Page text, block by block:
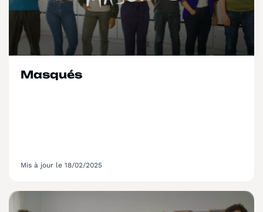
Masqués
Mis à jour le 18/02/2025